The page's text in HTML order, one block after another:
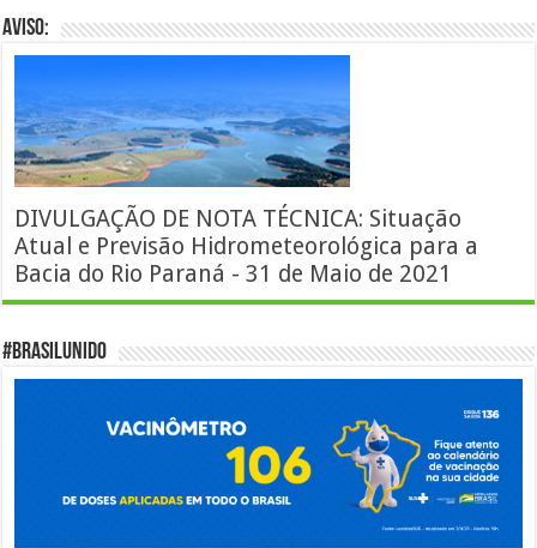
AVISO:
DIVULGAÇÃO DE NOTA TÉCNICA: Situação
Atual e Previsão Hidrometeorológica para a
Bacia do Rio Paraná - 31 de Maio de 2021
#BrasilUnido